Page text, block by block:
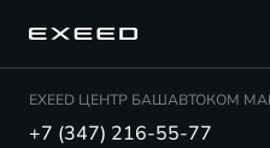
EXEED ЦЕНТР БАШАВТОКОМ
+7 (347) 216-55-77